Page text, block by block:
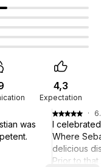
Expectation
4,3
was
·
I
Where
delicious
Prior to